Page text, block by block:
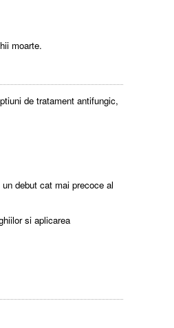
moarte.
de tratament antifungic,
debut cat mai precoce al
si aplicarea